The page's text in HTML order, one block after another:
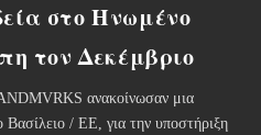
στο Ηνωμένο
τον Δεκέμβριο
ανακοίνωσαν μια
/ ΕΕ, για την υποστήριξη